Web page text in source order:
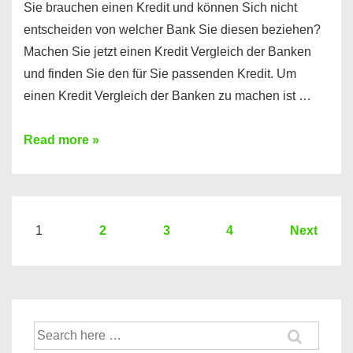
Sie brauchen einen Kredit und können Sich nicht
entscheiden von welcher Bank Sie diesen beziehen?
Machen Sie jetzt einen Kredit Vergleich der Banken
und finden Sie den für Sie passenden Kredit. Um
einen Kredit Vergleich der Banken zu machen ist …
Sie
Hier
Banken
Read more »
Seitennummerierung
1 2 3 4 Next
Suche
nach: